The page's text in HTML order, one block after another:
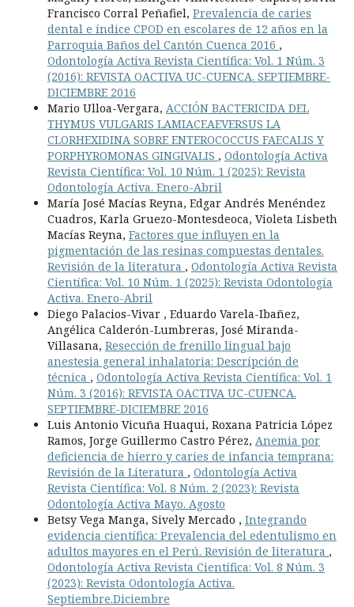
Francisco Corral Peñafiel, Prevalencia de caries
dental e índice CPOD en escolares de 12 años en la
Parroquia Baños del Cantón Cuenca 2016 ,
Odontología Activa Revista Científica: Vol. 1 Núm. 3
(2016): REVISTA OACTIVA UC-CUENCA. SEPTIEMBRE-
DICIEMBRE 2016
Mario Ulloa-Vergara, ACCIÓN BACTERICIDA DEL
THYMUS VULGARIS LAMIACEAEVERSUS LA
CLORHEXIDINA SOBRE ENTEROCOCCUS FAECALIS Y
PORPHYROMONAS GINGIVALIS , Odontología Activa
Revista Científica: Vol. 10 Núm. 1 (2025): Revista
Odontología Activa. Enero-Abril
María José Macías Reyna, Edgar Andrés Menéndez
Cuadros, Karla Gruezo-Montesdeoca, Violeta Lisbeth
Macías Reyna, Factores que influyen en la
pigmentación de las resinas compuestas dentales.
Revisión de la literatura , Odontología Activa Revista
Científica: Vol. 10 Núm. 1 (2025): Revista Odontología
Activa. Enero-Abril
Diego Palacios-Vivar , Eduardo Varela-Ibañez,
Angélica Calderón-Lumbreras, José Miranda-
Villasana, Resección de frenillo lingual bajo
anestesia general inhalatoria: Descripción de
técnica , Odontología Activa Revista Científica: Vol. 1
Núm. 3 (2016): REVISTA OACTIVA UC-CUENCA.
SEPTIEMBRE-DICIEMBRE 2016
Luis Antonio Vicuña Huaqui, Roxana Patricia López
Ramos, Jorge Guillermo Castro Pérez, Anemia por
deficiencia de hierro y caries de infancia temprana:
Revisión de la Literatura , Odontología Activa
Revista Científica: Vol. 8 Núm. 2 (2023): Revista
Odontología Activa Mayo. Agosto
Betsy Vega Manga, Sively Mercado , Integrando
evidencia científica: Prevalencia del edentulismo en
adultos mayores en el Perú. Revisión de literatura ,
Odontología Activa Revista Científica: Vol. 8 Núm. 3
(2023): Revista Odontología Activa.
Septiembre.Diciembre